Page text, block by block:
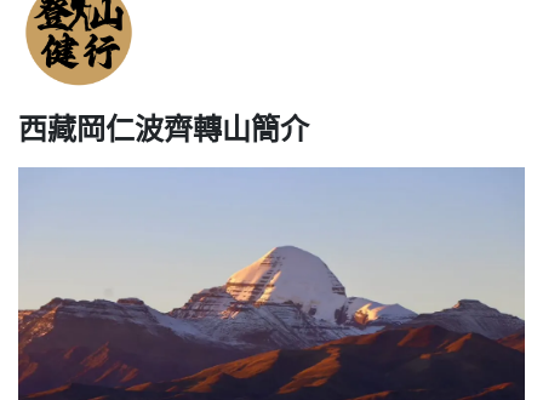
西藏岡仁波齊轉山簡介